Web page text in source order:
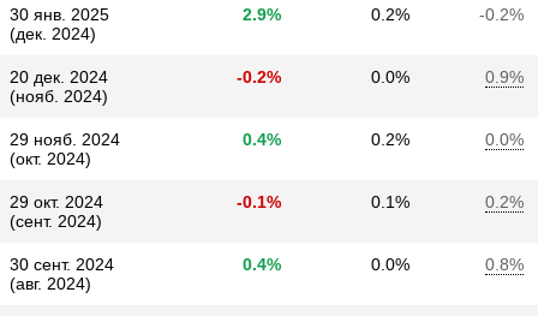
30 янв. 2025
(дек. 2024)
2.9% 0.2% -0.2%
20 дек. 2024
(нояб. 2024)
-0.2% 0.0% 0.9%
29 нояб. 2024
(окт. 2024)
0.4% 0.2% 0.0%
29 окт. 2024
(сент. 2024)
-0.1% 0.1% 0.2%
30 сент. 2024
(авг. 2024)
0.4% 0.0% 0.8%